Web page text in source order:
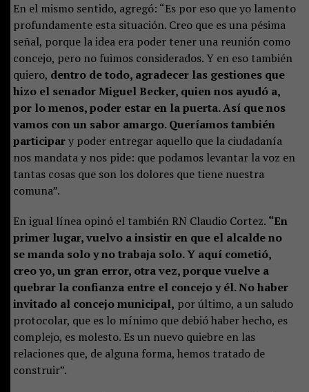
En el mismo sentido, agregó: “Es por eso que yo lamento
profundamente esta situación. Creo que es una pésima
señal, porque la idea era poder tener una reunión como
concejo, pero no fuimos considerados. Y en eso también
quiero, dentro de todo, agradecer las gestiones que
hizo el senador Miguel Becker, quien nos ayudó a,
por lo menos, poder estar en la puerta. Así que nos
vamos con un sabor amargo. Queríamos también
participary poder entregar aquello que la ciudadanía
nos mandata y nos pide: que podamos levantar la voz en
tantas cosas que son los dolores que tiene nuestra
comuna”.
En igual línea opinó el también RN Claudio Cortez. “En
primer lugar, vuelvo a insistir en que el alcalde no
se manda solo y no trabaja solo. Y aquí cometió,
creo yo, un gran error, otra vez, porque vuelve a
quebrar la confianza entre el concejo y él. No haber
invitado al concejo municipal, por último, a un saludo
protocolar, que es lo mínimo que debió haber hecho, es
complejo, es molesto. Es un nuevo quiebre en las
relaciones que, de alguna forma, hemos tratado de
construir”.